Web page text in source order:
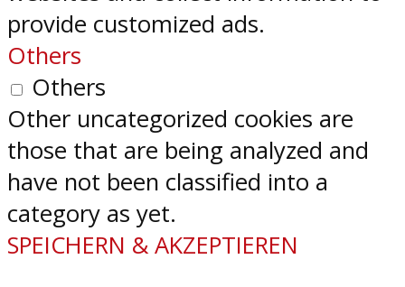
provide customized ads.
Others
Others
Other uncategorized cookies are
those that are being analyzed and
have not been classified into a
category as yet.
SPEICHERN & AKZEPTIEREN